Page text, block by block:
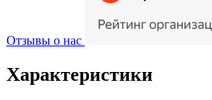
Отзывы о нас
Характеристики